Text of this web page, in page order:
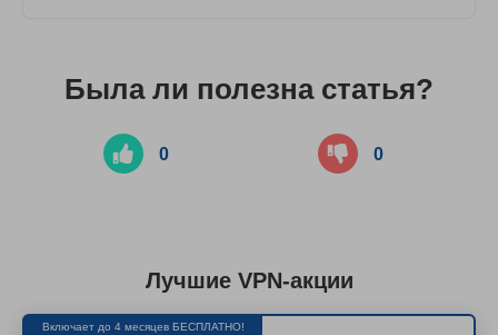
Была ли полезна статья?
0 0
Лучшие VPN-акции
Включает до 4 месяцев БЕСПЛАТНО!